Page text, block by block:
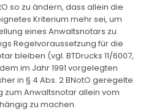
so zu ändern, dass allein die
Kriterium mehr sei, um
eines Anwaltsnotars zu
Regelvoraussetzung für die
bleiben (vgl. BTDrucks 11/6007,
im Jahr 1991 vorgelegten
in § 4 Abs. 2 BNotO geregelte
zum Anwaltsnotar allein vom
zu machen.